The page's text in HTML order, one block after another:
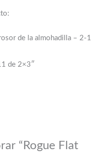
de la almohadilla – 2-1
de 2×3″
“Rogue Flat